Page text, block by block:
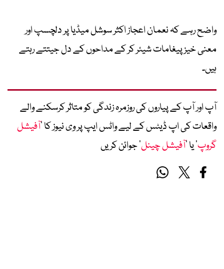
واضح رہے کہ نعمان اعجاز اکثر سوشل میڈیا پر دلچسپ اور
معنی خیز پیغامات شیئر کر کے مداحوں کے دل جیتتے رہتے
ہیں۔
آپ اور آپ کے پیاروں کی روزمرہ زندگی کو متاثر کرسکنے والے
واقعات کی اپ ڈیٹس کے لیے واٹس ایپ پر وی نیوز کا ’آفیشل
گروپ‘ یا ’آفیشل چینل‘ جوائن کریں